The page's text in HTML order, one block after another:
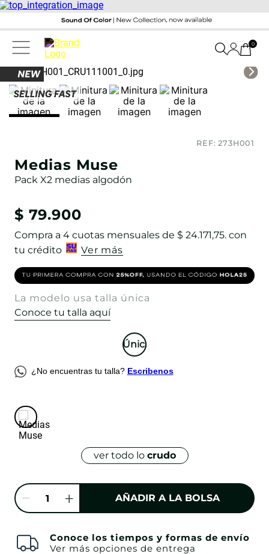
0
REF:273H001
Medias Muse
Pack X2 medias algodón
$ 79.900
Compra a 4 cuotas mensuales de $ 24.171,75. con
tu crédito
Ver más
La modelo usa talla única
Conoce tu talla aquí
Única
¿No encuentras tu talla? Escribenos
ver todo lo crudo
AÑADIR A LA BOLSA
Conoce los tiempos y formas de envío
Ver más opciones de entrega